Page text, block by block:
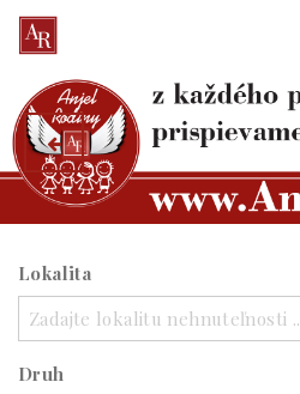
Lokalita
Zadajte lokalitu nehnuteľnosti ..
Druh